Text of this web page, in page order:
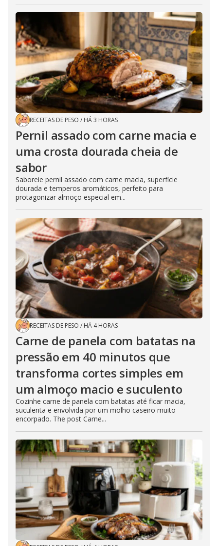
RECEITAS DE PESO / HÁ 3 HORAS
Pernil assado com carne macia e
uma crosta dourada cheia de
sabor
Saboreie pernil assado com carne macia, superfície
dourada e temperos aromáticos, perfeito para
protagonizar almoço especial em...
RECEITAS DE PESO / HÁ 4 HORAS
Carne de panela com batatas na
pressão em 40 minutos que
transforma cortes simples em
um almoço macio e suculento
Cozinhe carne de panela com batatas até ficar macia,
suculenta e envolvida por um molho caseiro muito
encorpado. The post Carne...